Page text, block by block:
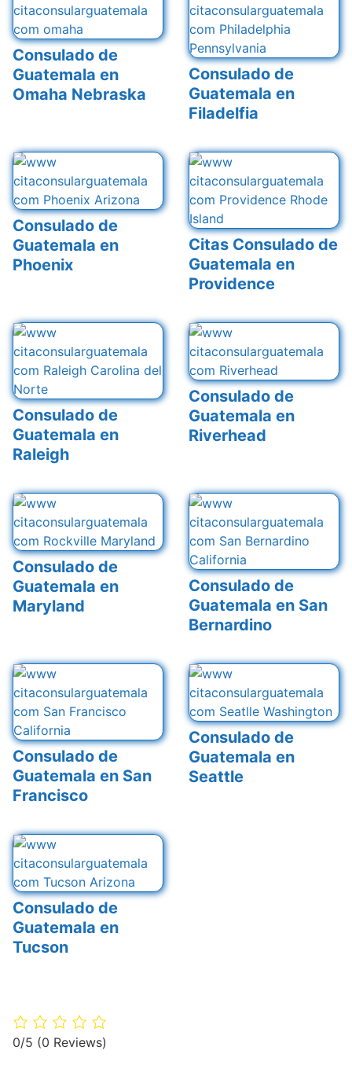
Consulado de
Guatemala en
Omaha Nebraska
Consulado de
Guatemala en
Filadelfia
Consulado de
Guatemala en
Phoenix
Citas Consulado de
Guatemala en
Providence
Consulado de
Guatemala en
Raleigh
Consulado de
Guatemala en
Riverhead
Consulado de
Guatemala en
Maryland
Consulado de
Guatemala en San
Bernardino
Consulado de
Guatemala en San
Francisco
Consulado de
Guatemala en
Seattle
Consulado de
Guatemala en
Tucson
0/5 (0 Reviews)